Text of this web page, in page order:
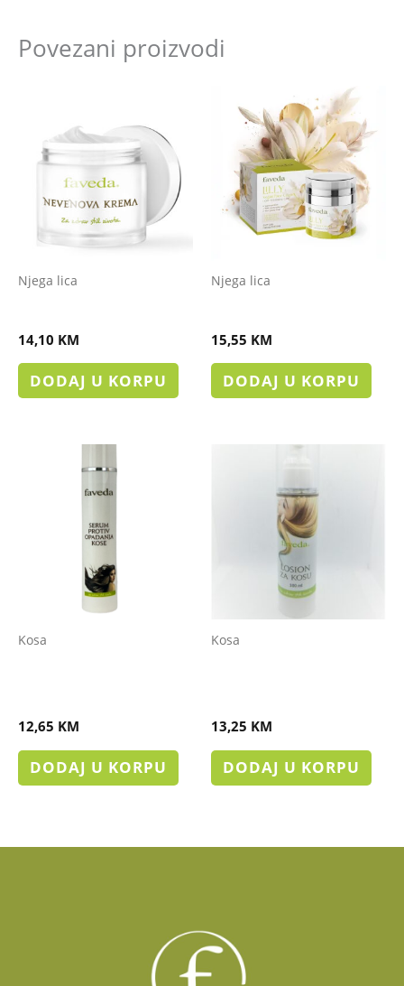
Povezani proizvodi
Njega lica
14,10 KM
DODAJ U KORPU
Njega lica
15,55 KM
DODAJ U KORPU
Kosa
12,65 KM
DODAJ U KORPU
Kosa
13,25 KM
DODAJ U KORPU